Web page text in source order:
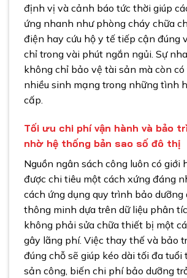
định vị và cảnh báo tức thời giúp
ứng nhanh như phòng cháy chữa
điện hay cứu hộ y tế tiếp cận đúng
chỉ trong vài phút ngắn ngủi. Sự
không chỉ bảo vệ tài sản mà còn
nhiều sinh mạng trong những tình
cấp.
Tối ưu chi phí vận hành và bảo
nhờ hệ thống bản sao số đô thị
Nguồn ngân sách công luôn có giới
được chi tiêu một cách xứng đáng
cách ứng dụng quy trình bảo dưỡng
thông minh dựa trên dữ liệu phân
không phải sửa chữa thiết bị một
gây lãng phí. Việc thay thế và bảo
đúng chỗ sẽ giúp kéo dài tối đa tuổi
sản công, biến chi phí bảo dưỡng